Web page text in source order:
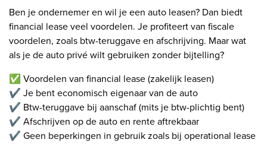
Ben je ondernemer en wil je een auto leasen? Dan biedt
financial lease veel voordelen. Je profiteert van fiscale
voordelen, zoals btw-teruggave en afschrijving. Maar wat
als je de auto privé wilt gebruiken zonder bijtelling?
✅ Voordelen van financial lease (zakelijk leasen)
✔ Je bent economisch eigenaar van de auto
✔ Btw-teruggave bij aanschaf (mits je btw-plichtig bent)
✔ Afschrijven op de auto en rente aftrekbaar
✔ Geen beperkingen in gebruik zoals bij operational lease